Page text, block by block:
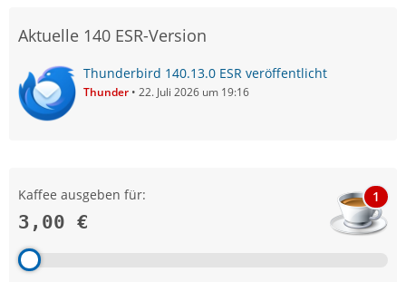
Aktuelle 140 ESR-Version
Thunderbird 140.13.0 ESR veröffentlicht
Thunder 22. Juli 2026 um 19:16
Kaffee ausgeben für:
3,00 €
1